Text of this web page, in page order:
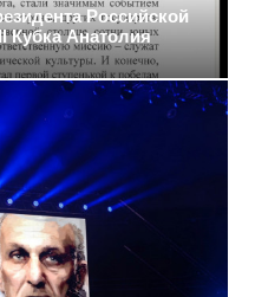
Российской
Кубка Анатолия